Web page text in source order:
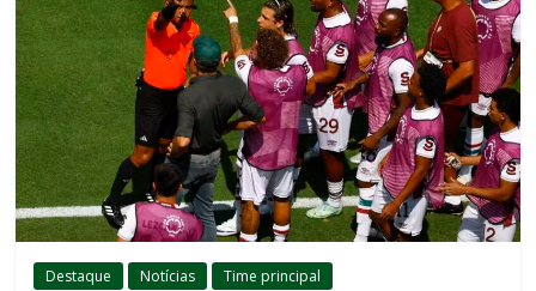
Destaque Notícias Time principal